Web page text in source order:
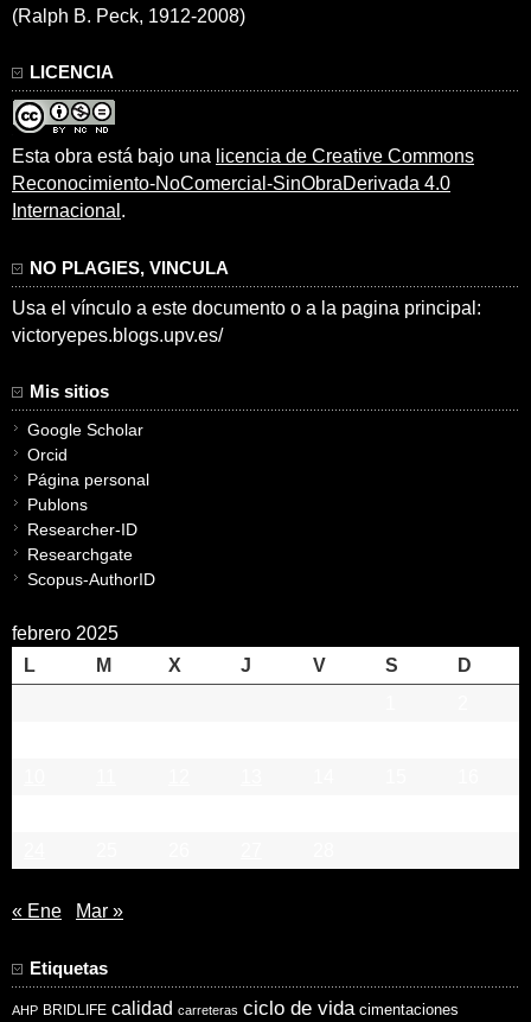
(Ralph B. Peck, 1912-2008)
LICENCIA
Esta obra está bajo una licencia de Creative Commons
Reconocimiento-NoComercial-SinObraDerivada 4.0
Internacional .
NO PLAGIES, VINCULA
Usa el vínculo a este documento o a la pagina principal:
victoryepes.blogs.upv.es/
Mis sitios
Google Scholar
Orcid
Página personal
Publons
Researcher-ID
Researchgate
Scopus-AuthorID
febrero 2025
L
M X J V S
D
« Ene Mar »
Etiquetas
AHP BRIDLIFE calidad carreteras ciclo de vida cimentaciones